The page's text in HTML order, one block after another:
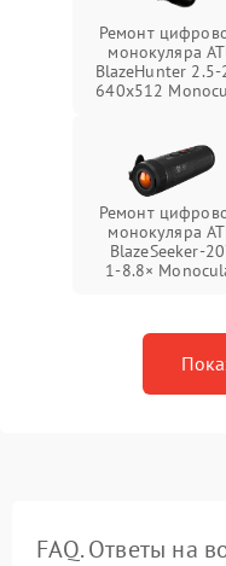
Ремонт
монокуляра
BlazeHunter
640x512
Ремонт
монокуляра
1‑8.8×
FAQ. Ответы на